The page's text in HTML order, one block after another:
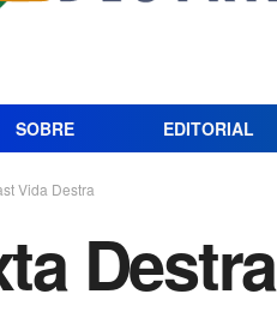
SOBRE EDITORIAL
Vida Destra